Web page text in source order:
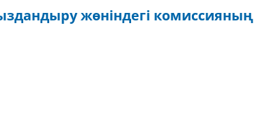
жөніндегі комиссияның